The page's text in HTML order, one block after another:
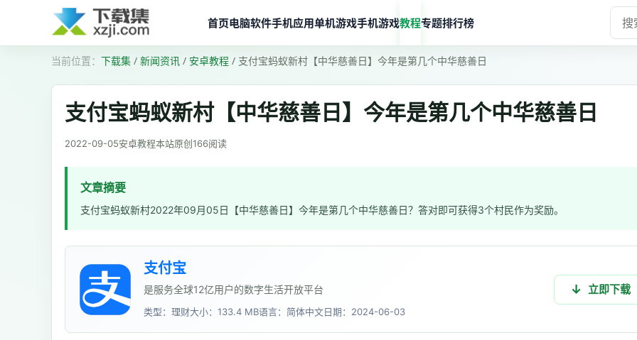
首页电脑软件手机应用单机游戏手机游戏教程专题排行榜
下载集 / 新闻资讯 / 安卓教程 / 支付宝蚂蚁新村【中华慈善日】今年是第几个中华慈善日
支付宝蚂蚁新村【中华慈善日】今年是第几个中华慈善日
2022-09-05安卓教程本站原创166阅读
文章摘要
支付宝蚂蚁新村2022年09月05日【中华慈善日】今年是第几个中华慈善日？答对即可获得3个村民作为奖励。
支付宝
是服务全球12亿用户的数字生活开放平台
类型：理财大小：133.4 MB语言：简体中文日期：2024-06-03
立即下载